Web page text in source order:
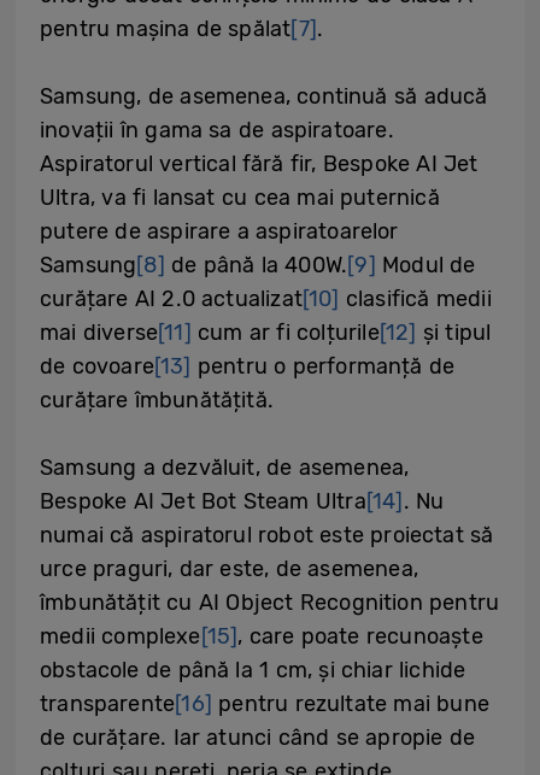
pentru mașina de spălat[7].
Samsung, de asemenea, continuă să aducă
inovații în gama sa de aspiratoare.
Aspiratorul vertical fără fir, Bespoke AI Jet
Ultra, va fi lansat cu cea mai puternică
putere de aspirare a aspiratoarelor
Samsung[8] de până la 400W.[9] Modul de
curățare AI 2.0 actualizat[10] clasifică medii
mai diverse[11] cum ar fi colțurile[12] și tipul
de covoare[13] pentru o performanță de
curățare îmbunătățită.
Samsung a dezvăluit, de asemenea,
Bespoke AI Jet Bot Steam Ultra[14] . Nu
numai că aspiratorul robot este proiectat să
urce praguri, dar este, de asemenea,
îmbunătățit cu AI Object Recognition pentru
medii complexe[15], care poate recunoaște
obstacole de până la 1 cm, și chiar lichide
transparente[16] pentru rezultate mai bune
de curățare. Iar atunci când se apropie de